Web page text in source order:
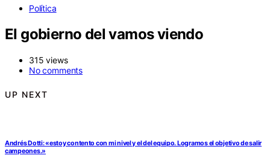
Política
El gobierno del vamos viendo
315 views
No comments
UP NEXT
Andrés Dotti: «estoy contento con mi nivel y el del equipo. Logramos el objetivo de salir
campeones.»